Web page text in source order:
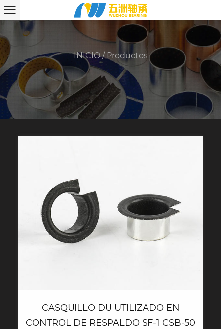
INICIO/ Productos
CASQUILLO DU UTILIZADO EN
CONTROL DE RESPALDO SF-1 CSB-50